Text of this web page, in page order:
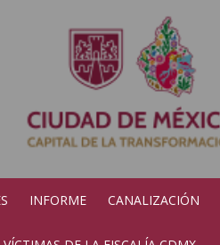
INFORME CANALIZACIÓN